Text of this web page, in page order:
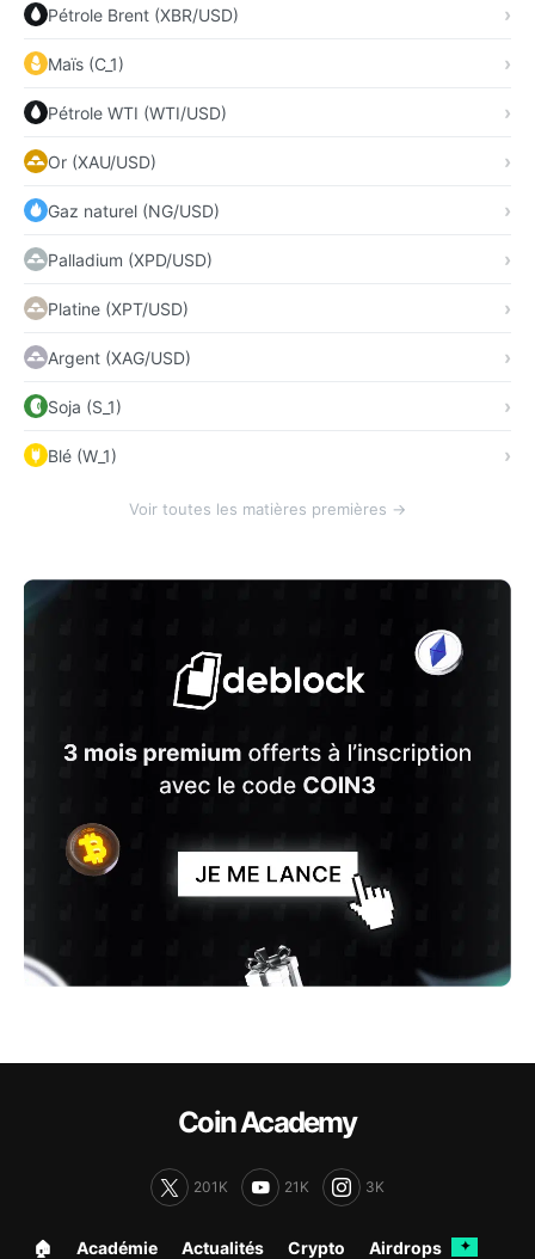
Pétrole Brent (XBR/USD)
Maïs (C_1)
Pétrole WTI (WTI/USD)
Or (XAU/USD)
Gaz naturel (NG/USD)
Palladium (XPD/USD)
Platine (XPT/USD)
Argent (XAG/USD)
Soja (S_1)
Blé (W_1)
Voir toutes les matières premières →
Coin Academy
201K 21K 3K
🏠︎ Académie Actualités Crypto Airdrops ✦